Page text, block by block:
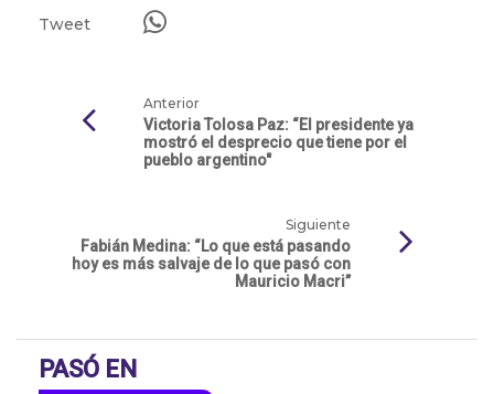
Tweet
Anterior
Victoria Tolosa Paz: “El presidente ya
mostró el desprecio que tiene por el
pueblo argentino"
Siguiente
Fabián Medina: “Lo que está pasando
hoy es más salvaje de lo que pasó con
Mauricio Macri”
PASÓ EN